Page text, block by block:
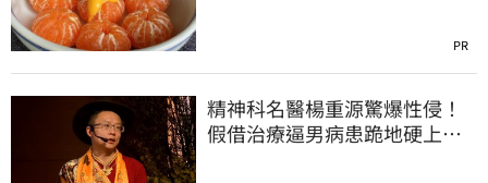
PR
精神科名醫楊重源驚爆性侵！
假借治療逼男病患跪地硬上…